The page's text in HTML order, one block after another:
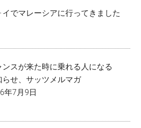
でマレーシアに行ってきました
ンスが来た時に乗れる人になる
らせ、サッツメルマガ
年7月9日